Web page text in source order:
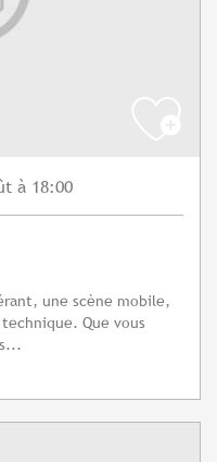
à 18:00
une scène mobile,
Que vous